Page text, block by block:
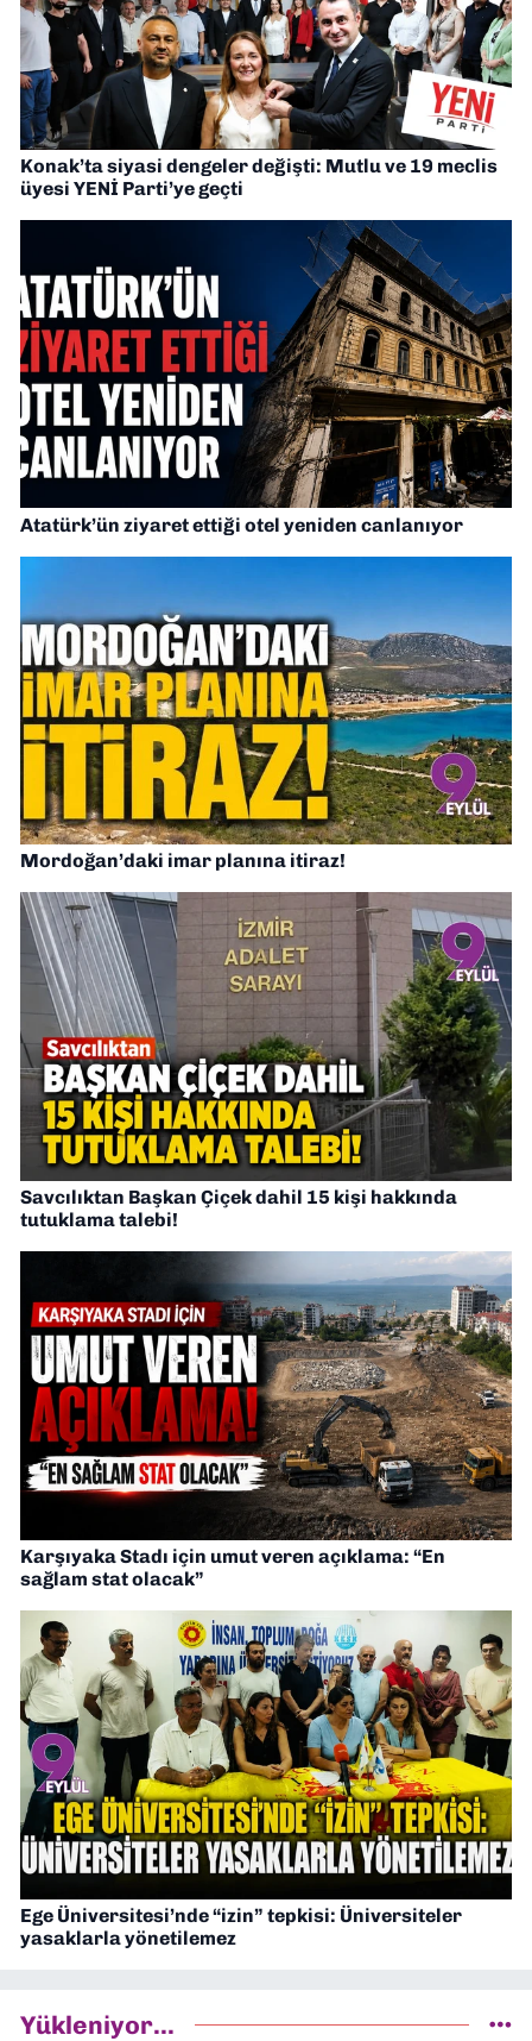
Konak’ta siyasi dengeler değişti: Mutlu ve 19 meclis
üyesi YENİ Parti’ye geçti
Atatürk’ün ziyaret ettiği otel yeniden canlanıyor
Mordoğan’daki imar planına itiraz!
Savcılıktan Başkan Çiçek dahil 15 kişi hakkında
tutuklama talebi!
Karşıyaka Stadı için umut veren açıklama: “En
sağlam stat olacak”
Ege Üniversitesi’nde “izin” tepkisi: Üniversiteler
yasaklarla yönetilemez
Yükleniyor...